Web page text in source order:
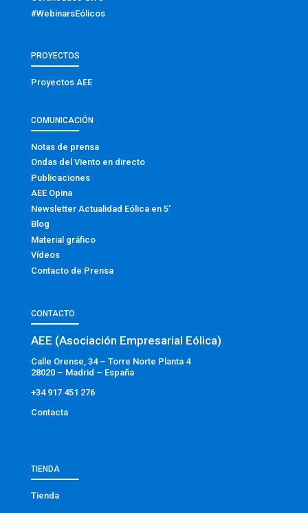
#WebinarsEólicos
PROYECTOS
Proyectos AEE
COMUNICACIÓN
Notas de prensa
Ondas del Viento en directo
Publicaciones
AEE Opina
Newsletter Actualidad Eólica en 5′
Blog
Material gráfico
Vídeos
Contacto de Prensa
CONTACTO
AEE (Asociación Empresarial Eólica)
Calle Orense, 34 – Torre Norte Planta 4
28020 – Madrid – España
+34 917 451 276
Contacta
TIENDA
Tienda